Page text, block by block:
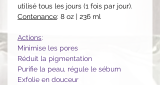
utilisé tous les jours (1 fois par jour).
Contenance: 8 oz | 236 ml
Actions:
Minimise les pores
Réduit la pigmentation
Purifie la peau, régule le sébum
Exfolie en douceur